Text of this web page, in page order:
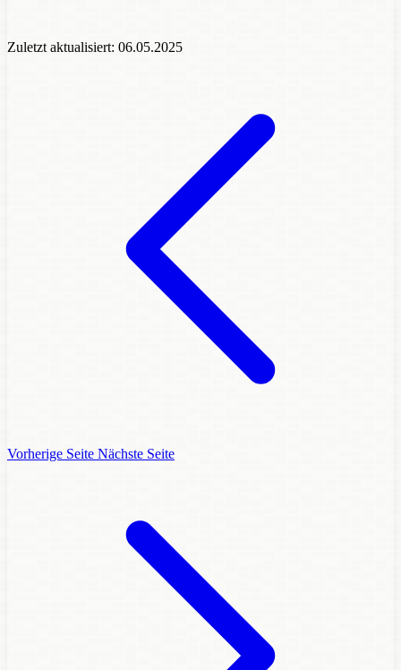
Zuletzt aktualisiert: 06.05.2025
Vorherige Seite Nächste Seite